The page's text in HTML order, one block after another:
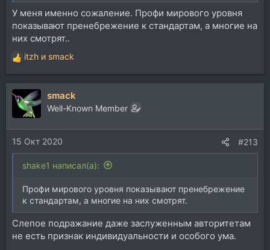
У меня именно сожаление. Профи мирового уровня
показывают пренебрежение к стандартам, а многие на
них смотрят..
Р
е
а
к
и
и
:
itzh и smack
smack
Well-Known Member
15 Окт 2020 #213
shake1 написал(а):
Профи мирового уровня показывают пренебрежение
к стандартам, а многие на них смотрят.
Слепое подражание даже заслуженным авторитетам
не есть признак индивидуальности и особого ума.